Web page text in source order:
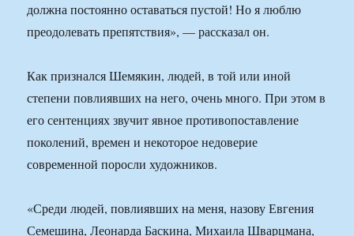
должна постоянно оставаться пустой! Но я люблю
преодолевать препятствия», — рассказал он.
Как признался Шемякин, людей, в той или иной
степени повлиявших на него, очень много. При этом в
его сентенциях звучит явное противопоставление
поколений, времен и некоторое недоверие
современной поросли художников.
«Среди людей, повлиявших на меня, назову Евгения
Семешина, Леонарда Баскина, Михаила Шварцмана,